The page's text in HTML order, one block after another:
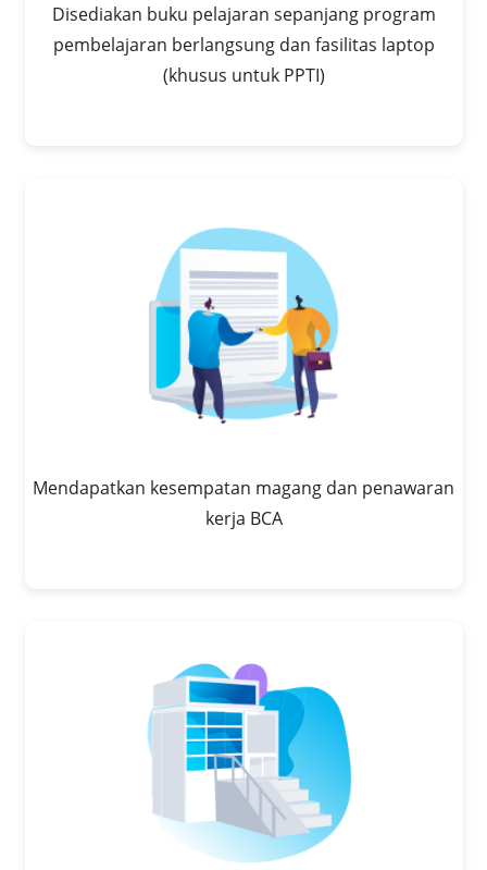
Disediakan buku pelajaran sepanjang program
pembelajaran berlangsung dan fasilitas laptop
(khusus untuk PPTI)
Mendapatkan kesempatan magang dan penawaran
kerja BCA